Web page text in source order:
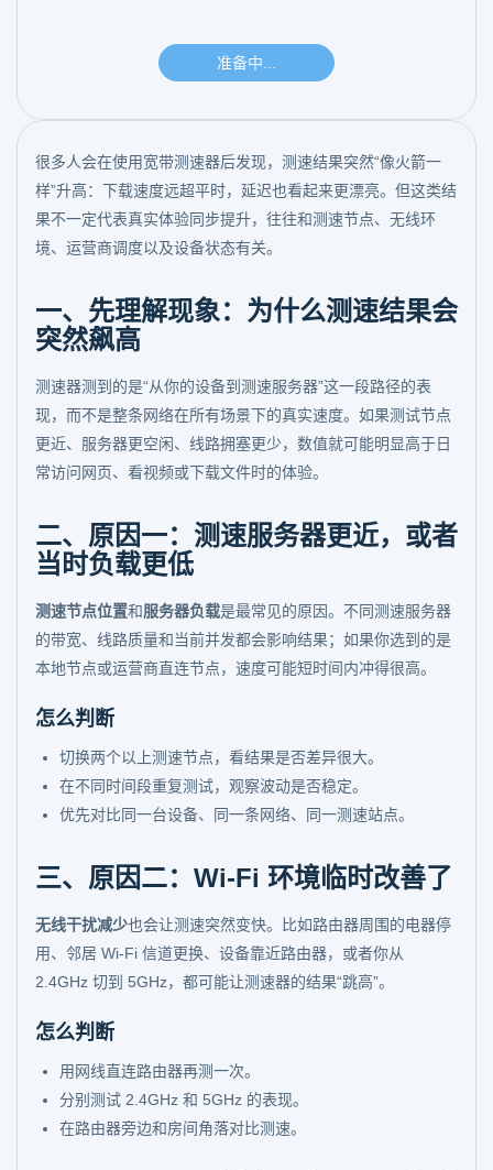
很多人会在使用宽带测速器后发现，测速结果突然“像火箭一
样”升高：下载速度远超平时，延迟也看起来更漂亮。但这类结
果不一定代表真实体验同步提升，往往和测速节点、无线环
境、运营商调度以及设备状态有关。
一、先理解现象：为什么测速结果会
突然飙高
测速器测到的是“从你的设备到测速服务器”这一段路径的表
现，而不是整条网络在所有场景下的真实速度。如果测试节点
更近、服务器更空闲、线路拥塞更少，数值就可能明显高于日
常访问网页、看视频或下载文件时的体验。
二、原因一：测速服务器更近，或者
当时负载更低
测速节点位置和服务器负载是最常见的原因。不同测速服务器
的带宽、线路质量和当前并发都会影响结果；如果你选到的是
本地节点或运营商直连节点，速度可能短时间内冲得很高。
怎么判断
切换两个以上测速节点，看结果是否差异很大。
在不同时间段重复测试，观察波动是否稳定。
优先对比同一台设备、同一条网络、同一测速站点。
三、原因二：Wi-Fi 环境临时改善了
无线干扰减少也会让测速突然变快。比如路由器周围的电器停
用、邻居 Wi-Fi 信道更换、设备靠近路由器，或者你从
2.4GHz 切到 5GHz，都可能让测速器的结果“跳高”。
怎么判断
用网线直连路由器再测一次。
分别测试 2.4GHz 和 5GHz 的表现。
在路由器旁边和房间角落对比测速。